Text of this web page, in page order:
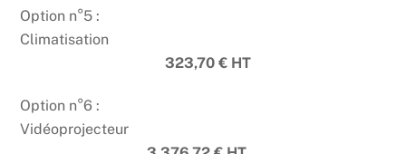
Option n°5 :
Climatisation
323,70 € HT
Option n°6 :
Vidéoprojecteur